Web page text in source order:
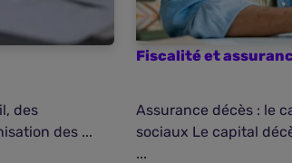
des
des ...
Fiscalité et
Assurance décès : le
sociaux Le capital
...